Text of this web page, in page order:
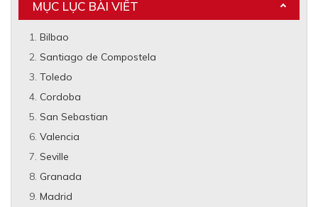
MỤC LỤC BÀI VIẾT
Bilbao
Santiago de Compostela
Toledo
Cordoba
San Sebastian
Valencia
Seville
Granada
Madrid